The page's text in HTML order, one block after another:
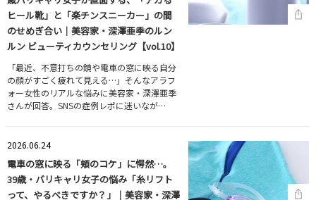
ヒール靴」と「楽チンスニーカー」の間
のせめぎ合い｜美容家・深澤亜季のルン
ルン ビューティカウンセリング【vol.10】
「最近、不意打ちの鏡や電車の窓に映る自分
の顔がすごく疲れて見える…」そんなアラフ
ォー女性のリアルな悩みに美容家・深澤亜季
さんが回答。SNSの症例レポに迷いなが…
2026.06.24
電車の窓に映る「頬のコケ」に愕然…。
39歳・バリキャリ女子の悩み「糸リフト
って、やるべきですか？」｜美容家・深澤